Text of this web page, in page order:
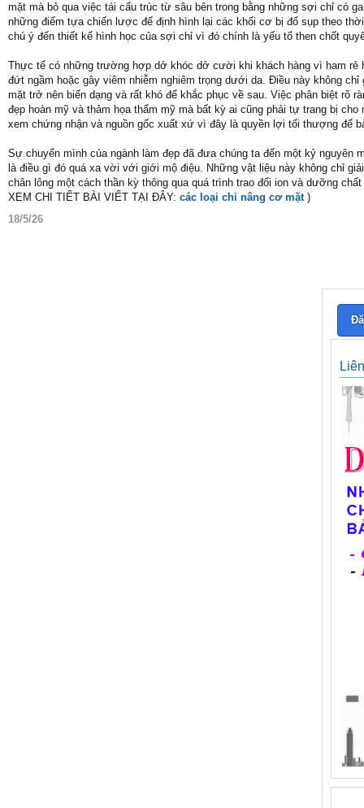
mặt mà bỏ qua việc tái cấu trúc từ sâu bên trong bằng những sợi chỉ có
những điểm tựa chiến lược để định hình lại các khối cơ bị đổ sụp theo
chú ý đến thiết kế hình học của sợi chỉ vì đó chính là yếu tố then chốt
Thực tế có những trường hợp dở khóc dở cười khi khách hàng vì ham rẻ
đứt ngầm hoặc gây viêm nhiễm nghiêm trọng dưới da. Điều này không
mặt trở nên biến dạng và rất khó để khắc phục về sau. Việc phân biệt rõ
đẹp hoàn mỹ và thảm họa thẩm mỹ mà bất kỳ ai cũng phải tự trang bị
xem chứng nhận và nguồn gốc xuất xứ vì đây là quyền lợi tối thượng để
Sự chuyển mình của ngành làm đẹp đã đưa chúng ta đến một kỷ
là điều gì đó quá xa vời với giới mộ điệu. Những vật liệu này không chỉ
chân lông một cách thần kỳ thông qua quá trình trao đổi ion và dưỡng
XEM CHI TIẾT BÀI VIẾT TẠI ĐÂY: các loại chỉ nâng cơ mặt)
18/5/26